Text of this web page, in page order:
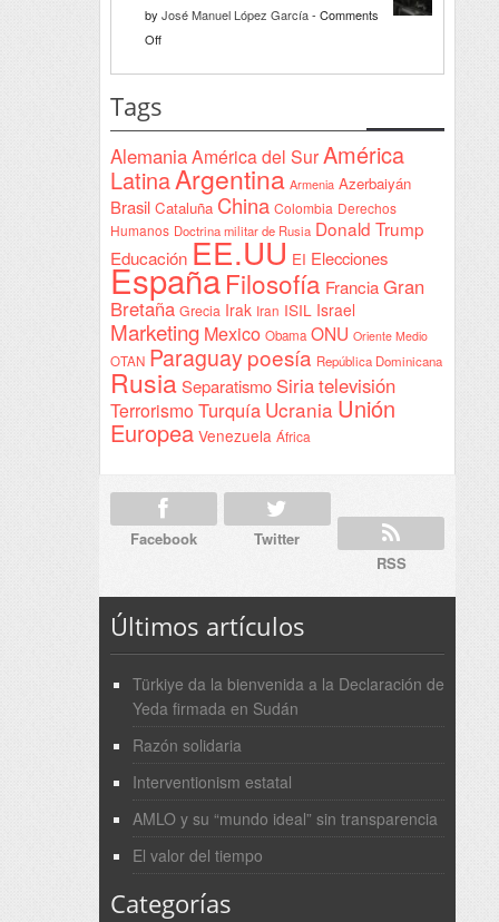
Yeda
en
Sudán
by José Manuel López García- Comments
Offon
Tags
AlemaniaAmérica del SurAmérica
LatinaArgentina Armenia Azerbaiyán
Brasil Cataluña China Colombia Derechos
Humanos Doctrina militar de Rusia Donald Trump
EducaciónEE.UU EI Elecciones
España Filosofía Francia Gran
Bretaña Grecia Irak Iran ISIL Israel
Marketing Mexico Obama ONU Oriente Medio
OTAN Paraguay poesía República Dominicana
Rusia Separatismo Siriatelevisión
Terrorismo Turquía Ucrania Unión
Europea Venezuela África
Facebook
Twitter
RSS
Últimos artículos
Türkiye da la bienvenida a la Declaración de
Yeda firmada en Sudán
Razón solidaria
Interventionism estatal
AMLO y su “mundo ideal” sin transparencia
El valor del tiempo
Categorías